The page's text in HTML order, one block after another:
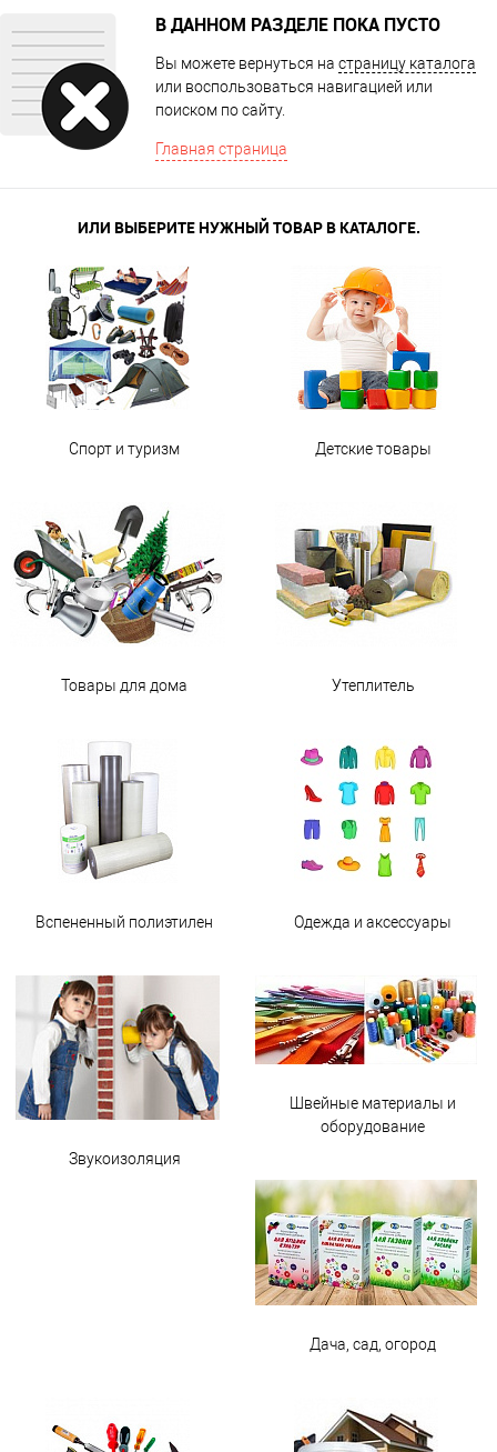
В ДАННОМ РАЗДЕЛЕ ПОКА ПУСТО
Вы можете вернуться на страницу каталога
или воспользоваться навигацией или
поиском по сайту.
Главная страница
ИЛИ ВЫБЕРИТЕ НУЖНЫЙ ТОВАР В КАТАЛОГЕ.
Спорт и туризм Детские товары
Товары для дома Утеплитель
Вспененный полиэтилен Одежда и аксессуары
Звукоизоляция
Швейные материалы и
оборудование
Дача, сад, огород